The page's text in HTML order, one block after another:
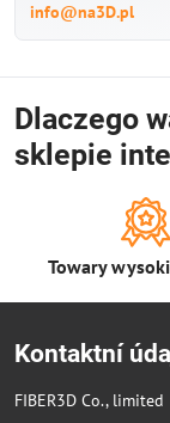
info@na3D.pl
Dlaczego
sklepie
Towary
Kontaktní
FIBER3D Co., limited